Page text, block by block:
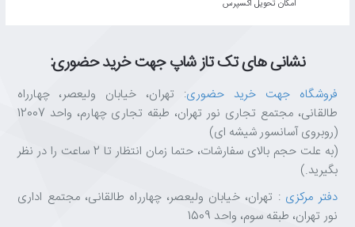
اﻣﮑﺎن ﺗﺤﻮﯾﻞ اﮐﺴﭙﺮس
نشانی های تک تاز شاپ جهت خرید حضوری:
فروشگاه جهت خرید حضوری: تهران، خیابان ولیعصر، چهارراه
طالقانی، مجتمع تجاری نور تهران، طبقه تجاری چهارم، واحد 12007
(روبروی آسانسور شیشه ای)
(به علت حجم بالای سفارشات، حتما زمان انتظار تا 2 ساعت را در نظر
بگیرید.)
دفتر مرکزی : تهران، خیابان ولیعصر، چهارراه طالقانی، مجتمع اداری
نور تهران، طبقه سوم، واحد 1509